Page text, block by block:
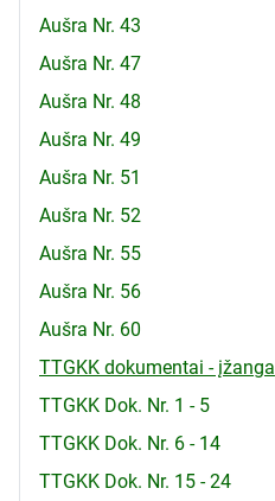
Aušra Nr. 43
Aušra Nr. 47
Aušra Nr. 48
Aušra Nr. 49
Aušra Nr. 51
Aušra Nr. 52
Aušra Nr. 55
Aušra Nr. 56
Aušra Nr. 60
TTGKK dokumentai - įžanga
TTGKK Dok. Nr. 1 - 5
TTGKK Dok. Nr. 6 - 14
TTGKK Dok. Nr. 15 - 24